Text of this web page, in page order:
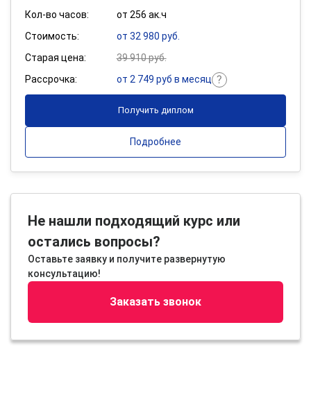
Кол-во часов:
от 256 ак.ч
Стоимость:
от 32 980 руб.
Старая цена:
39 910 руб.
Рассрочка:
от 2 749 руб в месяц
Получить диплом
Подробнее
Не нашли подходящий курс или
остались вопросы?
Оставьте заявку и получите развернутую
консультацию!
Заказать звонок